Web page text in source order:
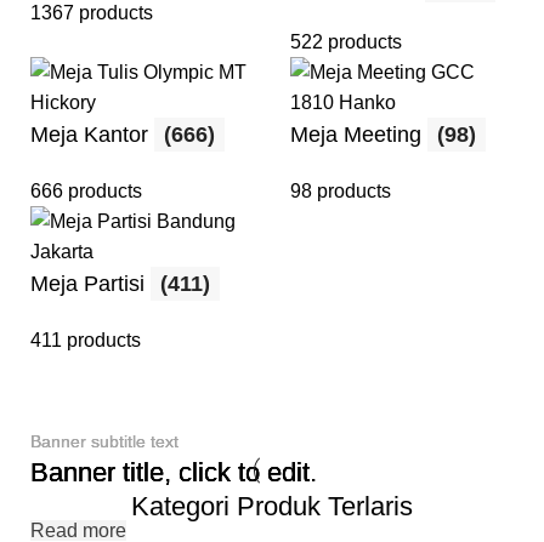
1367 products
522 products
Meja Kantor (666)
666 products
Meja Meeting (98)
98 products
Meja Partisi (411)
411 products
Banner subtitle text
Banner title, click to edit.
Read more
Banner subtitle text
Banner title, click to edit.
Read more
Banner subtitle text
Banner title, click to edit.
Read more
Kategori Produk Terlaris